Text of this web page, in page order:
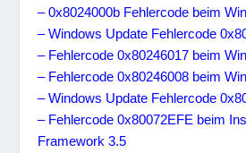
– 0x8024000b Fehlercode beim
– Windows Update Fehlercode
– Fehlercode 0x80246017 beim
– Fehlercode 0x80246008 beim
– Windows Update Fehlercode
– Fehlercode 0x80072EFE beim
Framework 3.5